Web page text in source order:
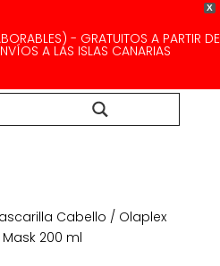
X
- GRATUITOS A PARTIR DE
A LAS ISLAS CANARIAS
Cabello / Olaplex
200 ml